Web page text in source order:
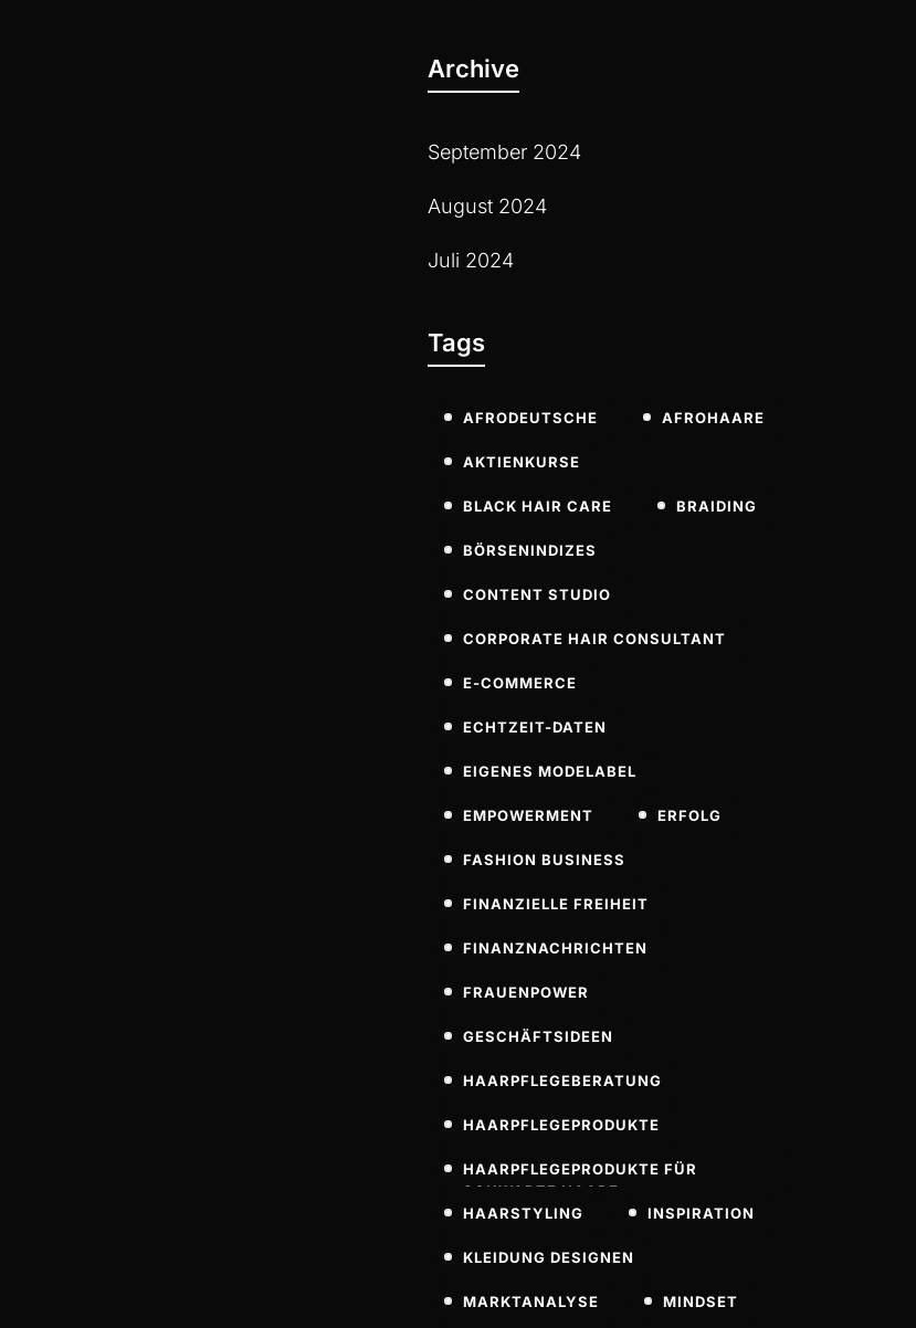
Archive
September 2024
August 2024
Juli 2024
Tags
AFRODEUTSCHE AFROHAARE
AKTIENKURSE
BLACK HAIR CARE BRAIDING
BÖRSENINDIZES
CONTENT STUDIO
CORPORATE HAIR CONSULTANT
E-COMMERCE
ECHTZEIT-DATEN
EIGENES MODELABEL
EMPOWERMENT ERFOLG
FASHION BUSINESS
FINANZIELLE FREIHEIT
FINANZNACHRICHTEN
FRAUENPOWER
GESCHÄFTSIDEEN
HAARPFLEGEBERATUNG
HAARPFLEGEPRODUKTE
HAARPFLEGEPRODUKTE FÜR
SCHWARZE HAARE
HAARSTYLING
INSPIRATION
KLEIDUNG DESIGNEN
MARKTANALYSE MINDSET